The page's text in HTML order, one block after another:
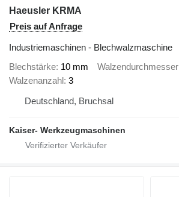
Haeusler KRMA
Preis auf Anfrage
Industriemaschinen - Blechwalzmaschine
Blechstärke 10 mm Walzendurchmesser
Walzenanzahl 3
Deutschland, Bruchsal
Kaiser- Werkzeugmaschinen